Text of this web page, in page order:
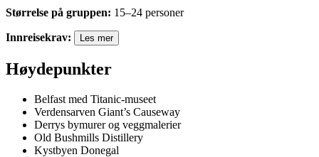
Størrelse på gruppen: 15–24 personer
Innreisekrav: Les mer
Høydepunkter
Belfast med Titanic-museet
Verdensarven Giant’s Causeway
Derrys bymurer og veggmalerier
Old Bushmills Distillery
Kystbyen Donegal